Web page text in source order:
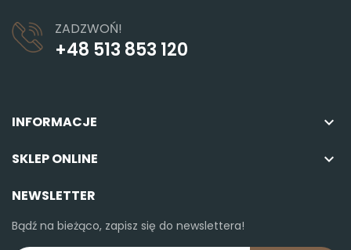
ZADZWOŃ!
+48 513 853 120
INFORMACJE 
SKLEP ONLINE 
NEWSLETTER
Bądź na bieżąco, zapisz się do newslettera!